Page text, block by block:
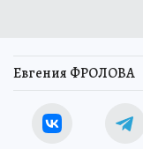
Евгения ФРОЛОВА